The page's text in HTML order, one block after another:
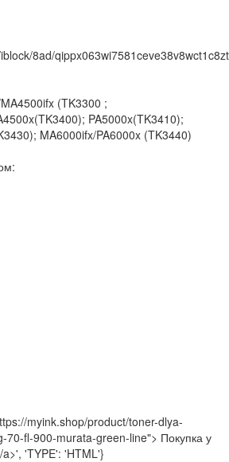
8ad/
(TK3300 ;
PA5000x(TK3410);
MA6000ifx/PA6000x (TK3440)
myink.shop/product/toner-dlya-
70-fl-900-murata-green-line"> Покупка у
a>', 'TYPE': 'HTML'}